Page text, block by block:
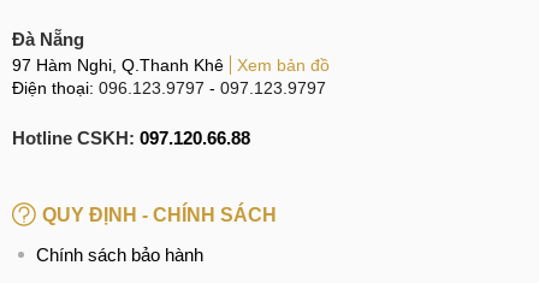
Đà Nẵng
97 Hàm Nghi, Q.Thanh Khê
Xem bản đồ
Điện thoại: 096.123.9797 - 097.123.9797
Hotline CSKH: 097.120.66.88
QUY ĐỊNH - CHÍNH SÁCH
Chính sách bảo hành